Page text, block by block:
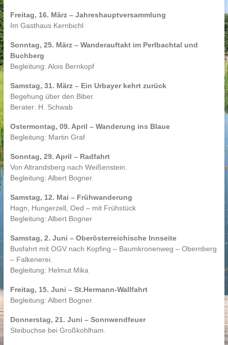
Freitag, 16. März – Jahreshauptversammlung
Im Gasthaus Kernbichl
Sonntag, 25. März – Wanderauftakt im Perlbachtal und
Buchberg
Begleitung: Alois Bernkopf
Samstag, 31. März – Ein Urbayer kehrt zurück
Begehung über den Biber.
Berater: H. Schwab
Ostermontag, 09. April – Wanderung ins Blaue
Begleitung: Martin Graf
Sonntag, 29. April – Radfahrt
Von Altrandsberg nach Weißenstein.
Begleitung: Albert Bogner
Samstag, 12. Mai – Frühwanderung
Hagn, Hungerzell, Oed – mit Frühstück
Begleitung: Albert Bogner
Samstag, 2. Juni – Oberösterreichische Innseite
Busfahrt mit OGV nach Kopfing – Baumkronenweg – Obernberg
– Falkenerei.
Begleitung: Helmut Mika
Freitag, 15. Juni – St.Hermann-Wallfahrt
Begleitung: Albert Bogner
Donnerstag, 21. Juni – Sonnwendfeuer
Steibuchse bei Großkohlham.